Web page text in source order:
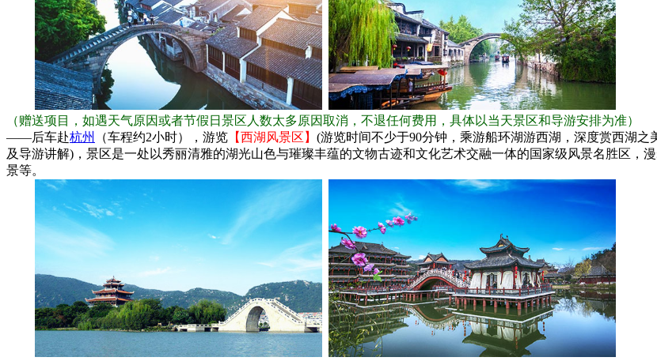
（赠送项目，如遇天气原因或者节假日景区人数太多原因取消，不退任何费用，具体以当天景区和导游安排为准）
——后车赴杭州 （车程约2小时），游览 【西湖风景区】 (游览时间不少于90分钟，乘游船环湖游西湖，深度赏西湖
及导游讲解)，景区是一处以秀丽清雅的湖光山色与璀璨丰蕴的文物古迹和文化艺术交融一体的国家级风景名胜区，
景等。